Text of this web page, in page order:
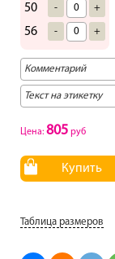
50 - +
56 - +
Цена: 805 руб
Купить
Таблица размеров